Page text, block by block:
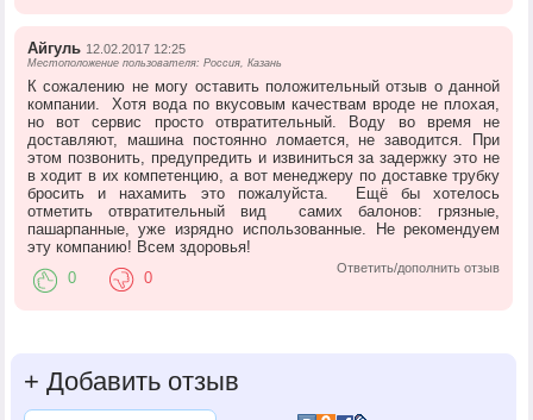
Айгуль 12.02.2017 12:25
Местоположение пользователя: Россия, Казань
К сожалению не могу оставить положительный отзыв о данной
компании. Хотя вода по вкусовым качествам вроде не плохая,
но вот сервис просто отвратительный. Воду во время не
доставляют, машина постоянно ломается, не заводится. При
этом позвонить, предупредить и извиниться за задержку это не
в ходит в их компетенцию, а вот менеджеру по доставке трубку
бросить и нахамить это пожалуйста. Ещё бы хотелось
отметить отвратительный вид самих балонов: грязные,
пашарпанные, уже изрядно использованные. Не рекомендуем
эту компанию! Всем здоровья!
Ответить/дополнить отзыв
0 0
+ Добавить отзыв